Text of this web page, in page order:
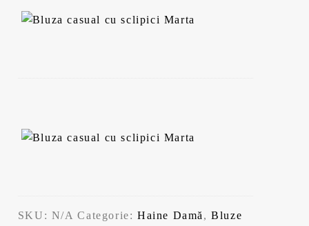
SKU: N/A Categorie: Haine Damă ,Bluze